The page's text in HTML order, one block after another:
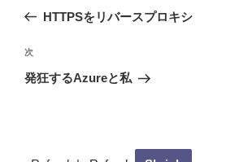
ナ
ビ
ゲ
去
投
稿
HTTPSをリバースプロキシ
次
の
次
発狂するAzureと私